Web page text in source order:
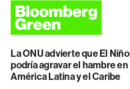
La ONU advierte que El Niño
podría agravar el hambre en
América Latina y el Caribe